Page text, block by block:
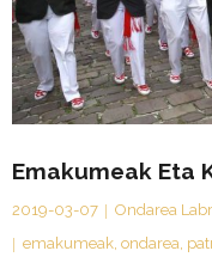
Emakumeak Eta
2019-03-07 Ondarea
emakumeak, ondarea,